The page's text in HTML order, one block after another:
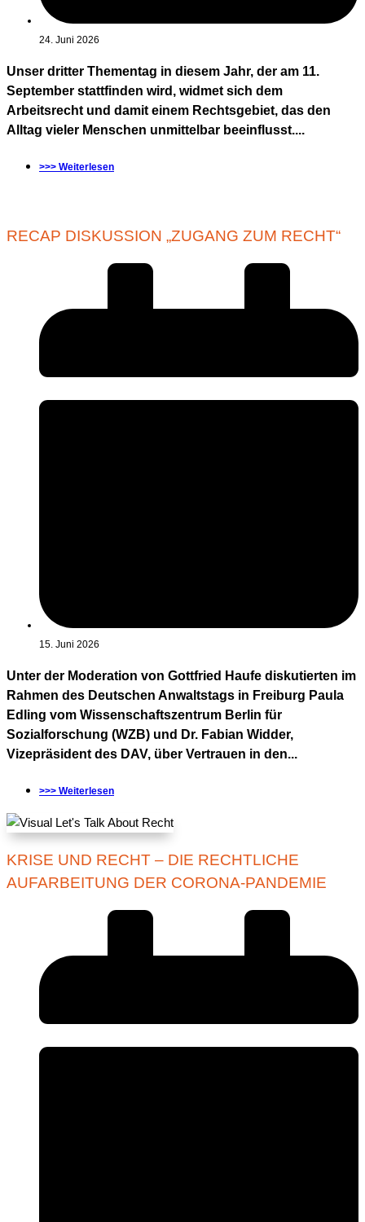
24. Juni 2026
Unser dritter Thementag in diesem Jahr, der am 11.
September stattfinden wird, widmet sich dem
Arbeitsrecht und damit einem Rechtsgebiet, das den
Alltag vieler Menschen unmittelbar beeinflusst....
>>> Weiterlesen
RECAP DISKUSSION „ZUGANG ZUM RECHT“
15. Juni 2026
Unter der Moderation von Gottfried Haufe diskutierten im
Rahmen des Deutschen Anwaltstags in Freiburg Paula
Edling vom Wissenschaftszentrum Berlin für
Sozialforschung (WZB) und Dr. Fabian Widder,
Vizepräsident des DAV, über Vertrauen in den...
>>> Weiterlesen
KRISE UND RECHT – DIE RECHTLICHE
AUFARBEITUNG DER CORONA-PANDEMIE